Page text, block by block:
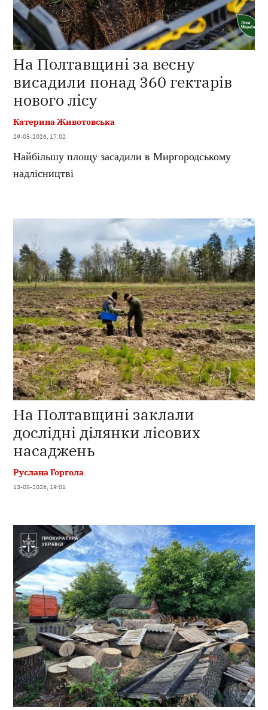
На Полтавщині за весну
висадили понад 360 гектарів
нового лісу
Катерина Животовська
29-05-2026, 17:02
Найбільшу площу засадили в Миргородському
надлісництві
На Полтавщині заклали
дослідні ділянки лісових
насаджень
Руслана Горгола
13-05-2026, 19:01